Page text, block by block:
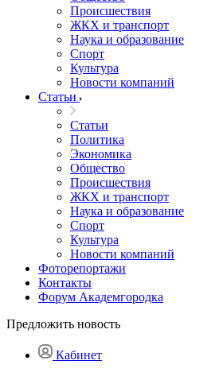
Происшествия
ЖКХ и транспорт
Наука и образование
Спорт
Культура
Новости компаний
Статьи
Статьи
Политика
Экономика
Общество
Происшествия
ЖКХ и транспорт
Наука и образование
Спорт
Культура
Новости компаний
Фоторепортажи
Контакты
Форум Академгородка
Предложить новость
Кабинет